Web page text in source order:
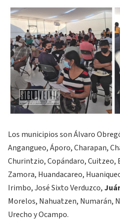
Los municipios son Álvaro
Angangueo, Áporo, Charapan,
Churintzio, Copándaro, Cuitzeo,
Zamora, Huandacareo,
Irimbo, José Sixto Verduzco,
Morelos, Nahuatzen, Numarán,
Urecho y Ocampo.